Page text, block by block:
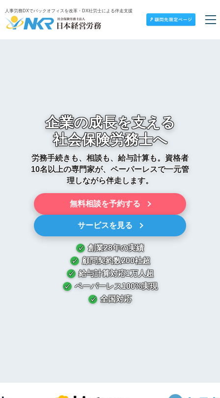
人事労務DXでバックオフィスを改革・DX社労士による伴走支援
企業の成長を支える
社会保険労務士へ
労務手続きも、相談も、給与計算も。 資格者
10名以上の専門家が、ペーパーレスで一元管
理しながら伴走します。
無料相談を予約する
サービスを見る
創業28年の実績
顧問契約数200社超
給与計算対応1万人超
ペーパーレス100%実現
全国対応